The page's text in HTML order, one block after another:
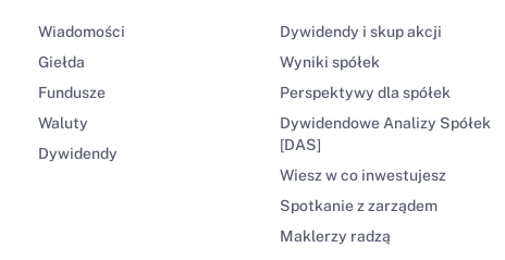
Wiadomości
Giełda
Fundusze
Waluty
Dywidendy
Dywidendy i skup akcji
Wyniki spółek
Perspektywy dla spółek
Dywidendowe Analizy Spółek
[DAS]
Wiesz w co inwestujesz
Spotkanie z zarządem
Maklerzy radzą